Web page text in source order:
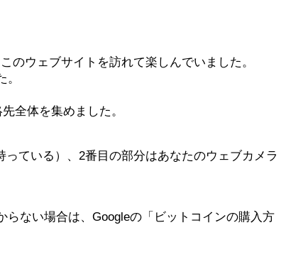
ウェブサイトを訪れて楽しんでいました。
全体を集めました。
ている）、2番目の部分はあなたのウェブカメラ
ない場合は、Googleの「ビットコインの購入方